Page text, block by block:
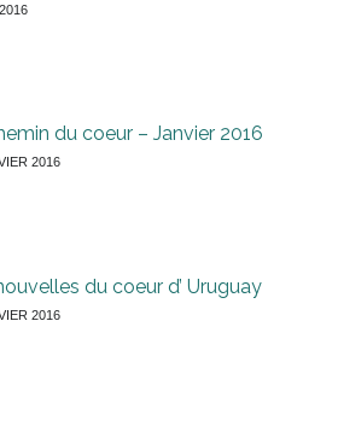
du coeur – Janvier 2016
2016
du coeur d’ Uruguay
2016